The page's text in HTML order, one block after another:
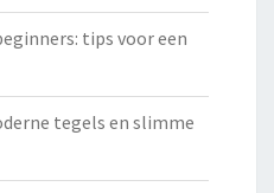
tips voor een
tegels en slimme